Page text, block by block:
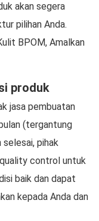
akan segera
pilihan Anda.
BPOM, Amalkan
produk
jasa pembuatan
(tergantung
selesai, pihak
control untuk
baik dan dapat
kepada Anda dan